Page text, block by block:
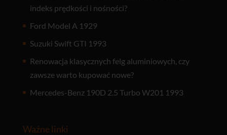
indeks prędkości i nośności?
Ford Model A 1929
Suzuki Swift GTI 1993
Renowacja klasycznych felg aluminiowych, czy
zawsze warto kupować nowe?
Mercedes-Benz 190D 2.5 Turbo W201 1993
Ważne linki